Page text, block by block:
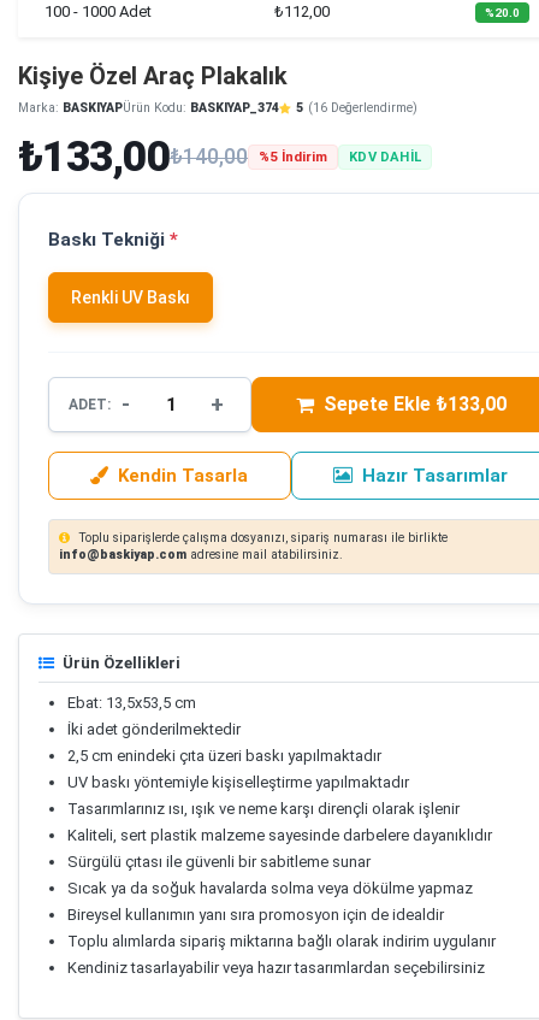
100 - 1000 Adet ₺112,00 %20.0
Kişiye Özel Araç Plakalık
Marka: BASKIYAPÜrün Kodu: BASKIYAP_374 5 (16 Değerlendirme)
₺133,00₺140,00 %5 İndirim KDV DAHİL
Baskı Tekniği *
Renkli UV Baskı
ADET: - + Sepete Ekle ₺133,00
Kendin Tasarla Hazır Tasarımlar
Toplu siparişlerde çalışma dosyanızı, sipariş numarası ile birlikte
info@baskiyap.com adresine mail atabilirsiniz.
Ürün Özellikleri
Ebat: 13,5x53,5 cm
İki adet gönderilmektedir
2,5 cm enindeki çıta üzeri baskı yapılmaktadır
UV baskı yöntemiyle kişiselleştirme yapılmaktadır
Tasarımlarınız ısı, ışık ve neme karşı dirençli olarak işlenir
Kaliteli, sert plastik malzeme sayesinde darbelere dayanıklıdır
Sürgülü çıtası ile güvenli bir sabitleme sunar
Sıcak ya da soğuk havalarda solma veya dökülme yapmaz
Bireysel kullanımın yanı sıra promosyon için de idealdir
Toplu alımlarda sipariş miktarına bağlı olarak indirim uygulanır
Kendiniz tasarlayabilir veya hazır tasarımlardan seçebilirsiniz